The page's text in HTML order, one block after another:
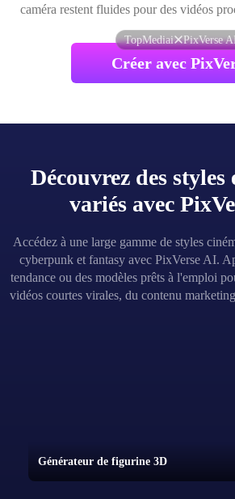
TopMediai PixVerse
caméra restent fluides pour des vidéos
Créer avec
Découvrez des styles
variés avec
Accédez à une large gamme de styles
cyberpunk et fantasy avec PixVerse AI.
tendance ou des modèles prêts à l'emploi
vidéos courtes virales, du contenu
Générateur de figurine 3D